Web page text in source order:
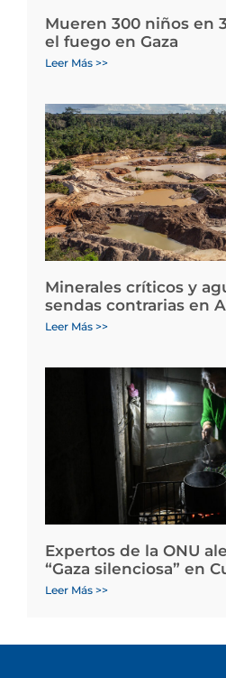
Mueren 300 niños en
el fuego en Gaza
Leer Más >>
Minerales críticos y
sendas contrarias en
Leer Más >>
Expertos de la ONU
“Gaza silenciosa” en
Leer Más >>